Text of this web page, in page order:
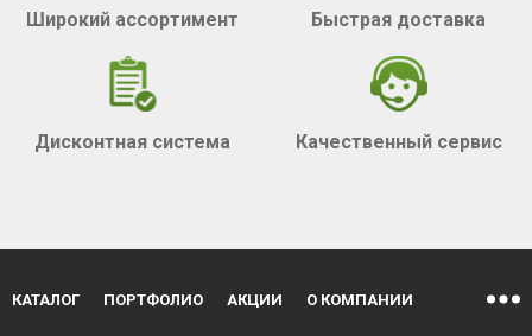
Широкий ассортимент Быстрая доставка
Дисконтная система Качественный сервис
КАТАЛОГ ПОРТФОЛИО АКЦИИ О КОМПАНИИ